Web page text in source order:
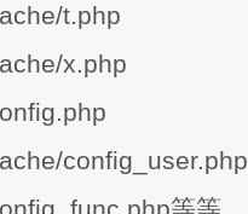
t.php
x.php
config_user.php